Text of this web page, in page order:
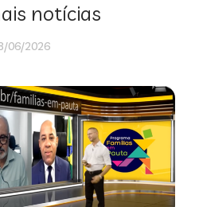
notícias
06/2026